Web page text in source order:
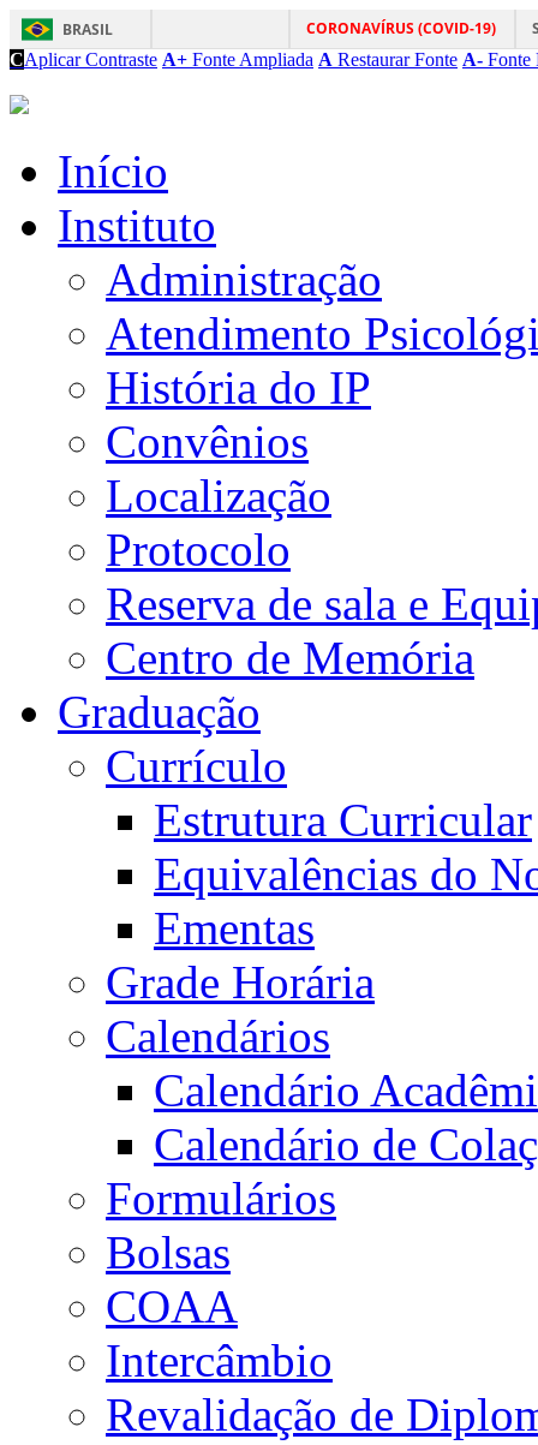
BRASIL CORONAVÍRUS (COVID-19)
CAplicar Contraste A+ Fonte Ampliada A Restaurar Fonte A- Fonte
Início
Instituto
Administração
Atendimento
História do IP
Convênios
Localização
Protocolo
Reserva de sala e
Centro de Memória
Graduação
Currículo
Estrutura Curricular
Equivalências do
Ementas
Grade Horária
Calendários
Calendário
Calendário de
Formulários
Bolsas
COAA
Intercâmbio
Revalidação de